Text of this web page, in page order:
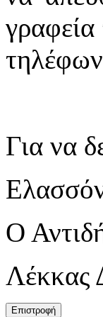
Για να
Ο
Λέκκας